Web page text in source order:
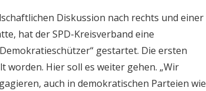
Diskussion nach rechts und einer
hat der SPD-Kreisverband eine
gestartet. Die ersten
worden. Hier soll es weiter gehen. „Wir
auch in demokratischen Parteien wie